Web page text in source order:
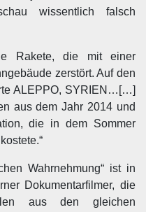
wissentlich falsch
Rakete, die mit einer
zerstört. Auf den
ALEPPO, SYRIEN…[…]
aus dem Jahr 2014 und
die in dem Sommer
Wahrnehmung“ ist in
Dokumentarfilmer, die
aus den gleichen